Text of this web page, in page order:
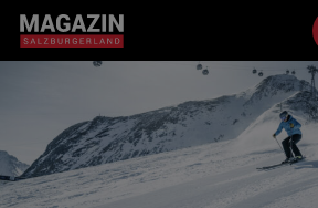
Zum Inhalt springen
BEITRÄGE IN MEINER NÄHE
Magazin durchsuchen...